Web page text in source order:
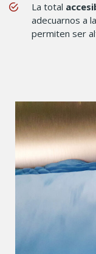
La total
adecuarnos a
permiten ser